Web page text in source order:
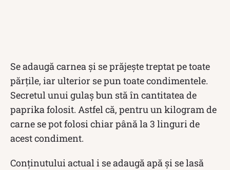
Se adaugă carnea și se prăjește treptat pe toate
părțile, iar ulterior se pun toate condimentele.
Secretul unui gulaș bun stă în cantitatea de
paprika folosit. Astfel că, pentru un kilogram de
carne se pot folosi chiar până la 3 linguri de
acest condiment.
Conținutului actual i se adaugă apă și se lasă